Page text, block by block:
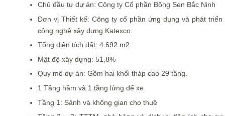
Chủ đầu tư dự án: Công ty Cổ phần Bông Sen Bắc Ninh
Đơn vị Thiết kế: Công ty cổ phần ứng dụng và phát triển
công nghệ xây dựng Katexco.
Tổng diện tích đất: 4.692 m2
Mật độ xây dựng: 51,8%
Quy mô dự án: Gồm hai khối tháp cao 29 tầng.
1 Tầng hầm và 1 tầng lửng để xe
Tầng 1: Sảnh và không gian cho thuê